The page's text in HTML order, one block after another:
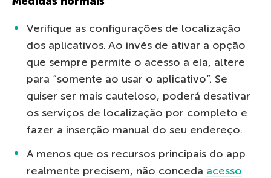
Verifique as configurações de localização
dos aplicativos. Ao invés de ativar a opção
que sempre permite o acesso a ela, altere
para “somente ao usar o aplicativo”. Se
quiser ser mais cauteloso, poderá desativar
os serviços de localização por completo e
fazer a inserção manual do seu endereço.
A menos que os recursos principais do app
realmente precisem, não conceda acesso